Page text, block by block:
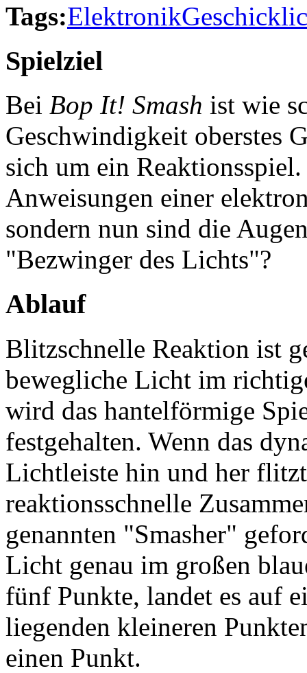
Tags:Elektronik
Spielziel
Bei Bop It! Smash ist wie
Geschwindigkeit oberstes
sich um ein
Anweisungen einer
sondern nun sind die
"Bezwinger des Lichts"?
Ablauf
Blitzschnelle Reaktion ist
bewegliche Licht im
wird das hantelförmige
festgehalten. Wenn das
Lichtleiste hin und her
reaktionsschnelle
genannten "Smasher"
Licht genau im großen
fünf Punkte, landet es auf
liegenden kleineren
einen Punkt.